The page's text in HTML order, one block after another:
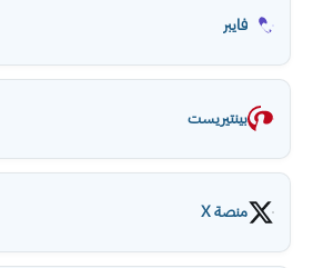
فايبر
بينتيريست
منصة X